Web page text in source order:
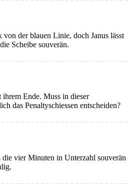
der blauen Linie, doch Janus lässt
Scheibe souverän.
Ende. Muss in dieser
das Penaltyschiessen entscheiden?
vier Minuten in Unterzahl souverän